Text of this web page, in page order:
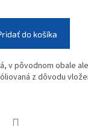
do košíka
v pôvodnom obale
z dôvodu